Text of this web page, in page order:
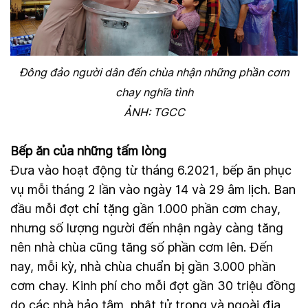
Đông đảo người dân đến chùa nhận những phần cơm
chay nghĩa tình
ẢNH: TGCC
Bếp ăn của những tấm lòng
Đưa vào hoạt động từ tháng 6.2021, bếp ăn phục
vụ mỗi tháng 2 lần vào ngày 14 và 29 âm lịch. Ban
đầu mỗi đợt chỉ tặng gần 1.000 phần cơm chay,
nhưng số lượng người đến nhận ngày càng tăng
nên nhà chùa cũng tăng số phần cơm lên. Đến
nay, mỗi kỳ, nhà chùa chuẩn bị gần 3.000 phần
cơm chay. Kinh phí cho mỗi đợt gần 30 triệu đồng
do các nhà hảo tâm, phật tử trong và ngoài địa